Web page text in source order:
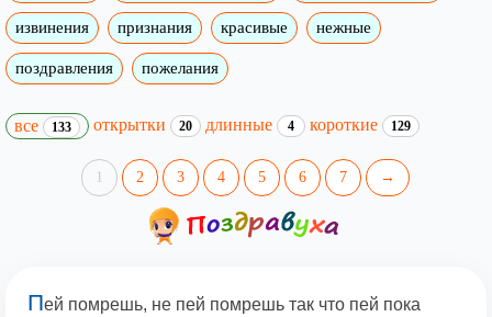
извинения признания красивые нежные
поздравления пожелания
все 133 открытки 20 длинные 4 короткие 129
1 2 3 4 5 6 7 →
Пей помрешь, не пей помрешь так что пей пока